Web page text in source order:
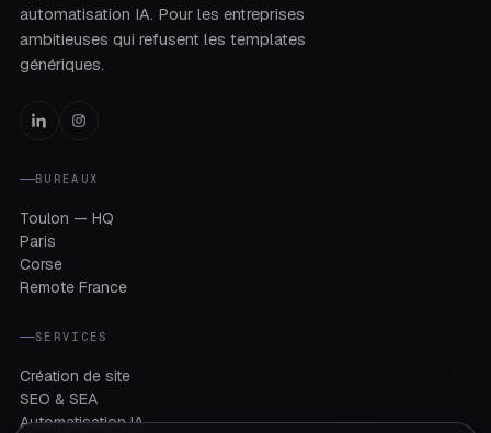
automatisation IA. Pour les entreprises
ambitieuses qui refusent les templates
génériques.
BUREAUX
Toulon — HQ
Paris
Corse
Remote France
SERVICES
Création de site
SEO & SEA
Automatisation IA